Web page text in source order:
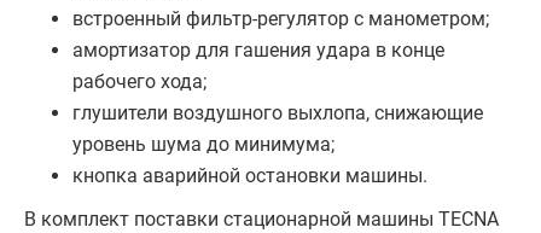
встроенный фильтр-регулятор с манометром;
амортизатор для гашения удара в конце
рабочего хода;
глушители воздушного выхлопа, снижающие
уровень шума до минимума;
кнопка аварийной остановки машины.
В комплект поставки стационарной машины TECNA